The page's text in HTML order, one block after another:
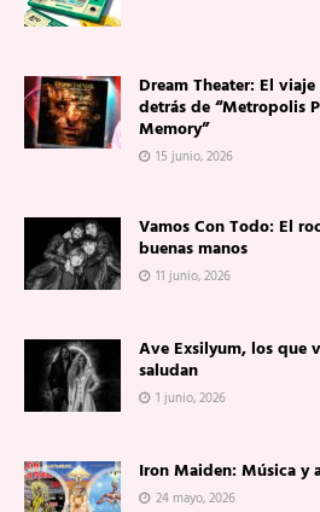
Dream Theater: El
detrás de “Metropolis
Memory”
15 junio, 2026
Vamos Con Todo: El
buenas manos
11 junio, 2026
Ave Exsilyum, los que
saludan
1 junio, 2026
Iron Maiden: Música y
24 mayo, 2026